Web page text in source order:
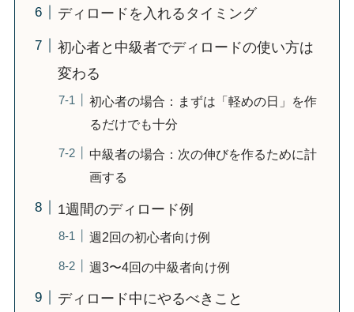
ディロードを入れるタイミング
初心者と中級者でディロードの使い方は
変わる
初心者の場合：まずは「軽めの日」を作
るだけでも十分
中級者の場合：次の伸びを作るために計
画する
1週間のディロード例
週2回の初心者向け例
週3〜4回の中級者向け例
ディロード中にやるべきこと